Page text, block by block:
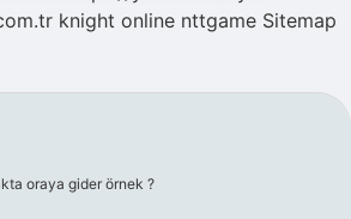
knight online nttgame Sitemap
oraya gider örnek ?